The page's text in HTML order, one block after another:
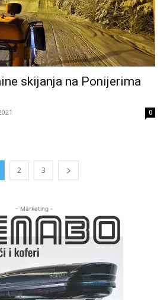
skijanja na Ponijerima
0
2 3
- Marketing -